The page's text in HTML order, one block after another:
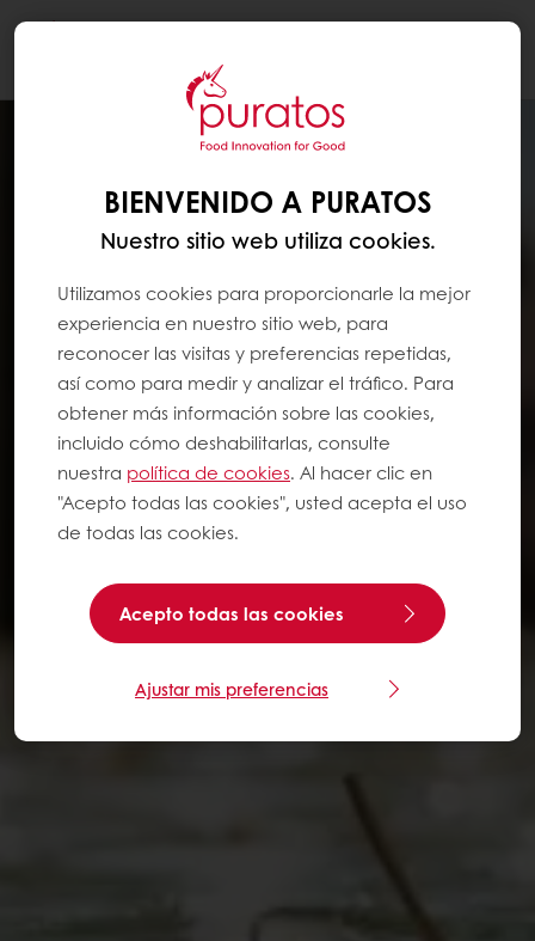
BIENVENIDO A PURATOS
Nuestro sitio web utiliza cookies.
Utilizamos cookies para proporcionarle la mejor
experiencia en nuestro sitio web, para
reconocer las visitas y preferencias repetidas,
así como para medir y analizar el tráfico. Para
obtener más información sobre las cookies,
incluido cómo deshabilitarlas, consulte
nuestra política de cookies. Al hacer clic en
"Acepto todas las cookies", usted acepta el uso
de todas las cookies.
Acepto todas las cookies
Ajustar mis preferencias